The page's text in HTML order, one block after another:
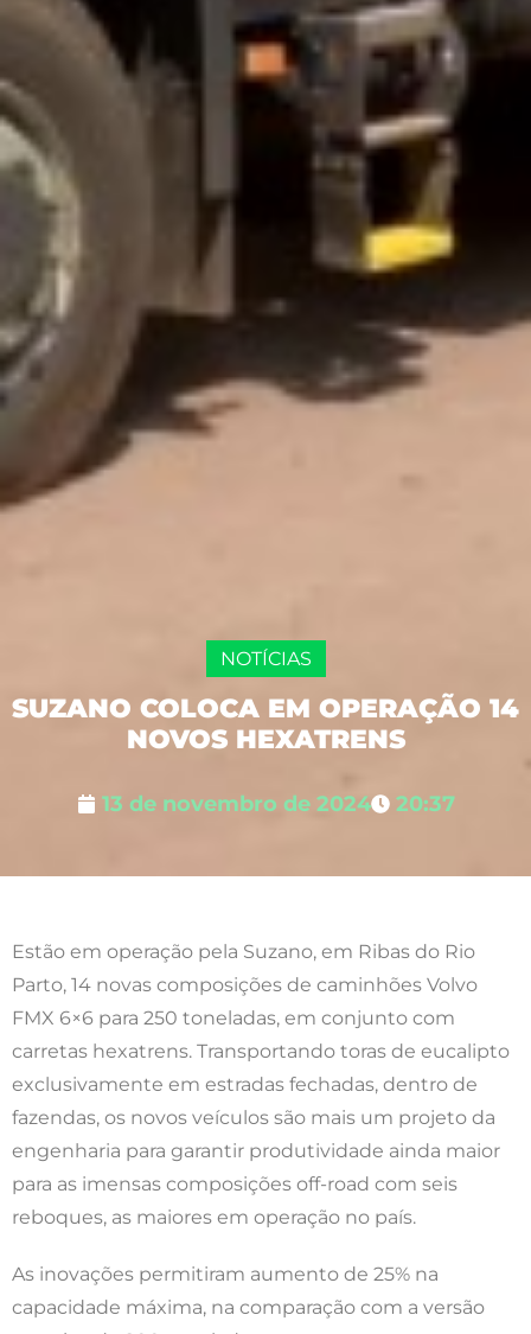
NOTÍCIAS
SUZANO COLOCA EM OPERAÇÃO 14
NOVOS HEXATRENS
13 de novembro de 2024 20:37
Estão em operação pela Suzano, em Ribas do Rio
Parto, 14 novas composições de caminhões Volvo
FMX 6×6 para 250 toneladas, em conjunto com
carretas hexatrens. Transportando toras de eucalipto
exclusivamente em estradas fechadas, dentro de
fazendas, os novos veículos são mais um projeto da
engenharia para garantir produtividade ainda maior
para as imensas composições off-road com seis
reboques, as maiores em operação no país.
As inovações permitiram aumento de 25% na
capacidade máxima, na comparação com a versão